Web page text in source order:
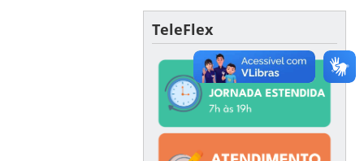
TeleFlex